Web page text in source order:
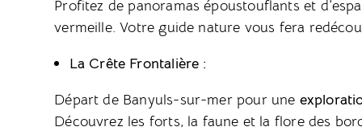
Profitez de panoramas époustouflants et
vermeille. Votre guide nature vous fera
La Crête Frontalière :
Départ de Banyuls-sur-mer pour une
Découvrez les forts, la faune et la flore des